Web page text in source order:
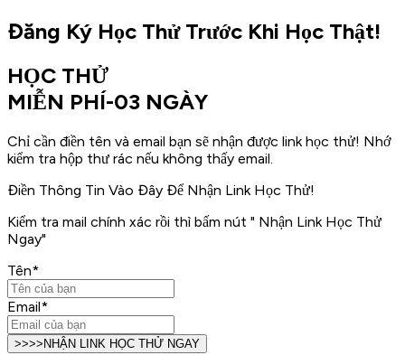
Đăng Ký Học Thử Trước Khi Học Thật!
HỌC THỬ
MIỄN PHÍ-03 NGÀY
Chỉ cần điền tên và email bạn sẽ nhận được link học thử! Nhớ
kiểm tra hộp thư rác nếu không thấy email.
Điền Thông Tin Vào Đây Để Nhận Link Học Thử!
Kiểm tra mail chính xác rồi thì bấm nút " Nhận Link Học Thử
Ngay"
Tên*
Email*
>>>>NHẬN LINK HỌC THỬ NGAY